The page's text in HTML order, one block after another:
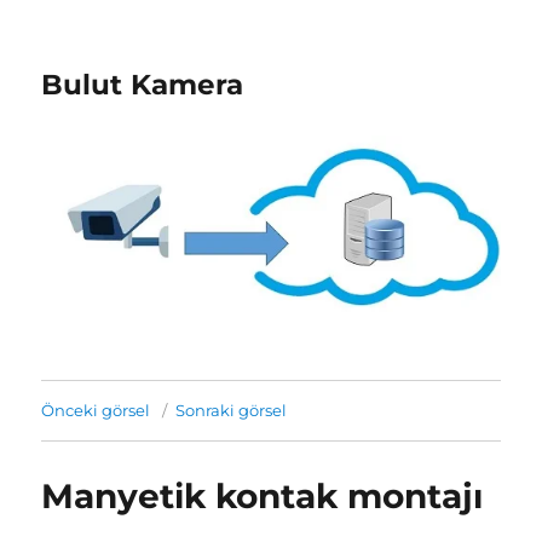
Bulut Kamera
Önceki görsel Sonraki görsel
Manyetik kontak montajı